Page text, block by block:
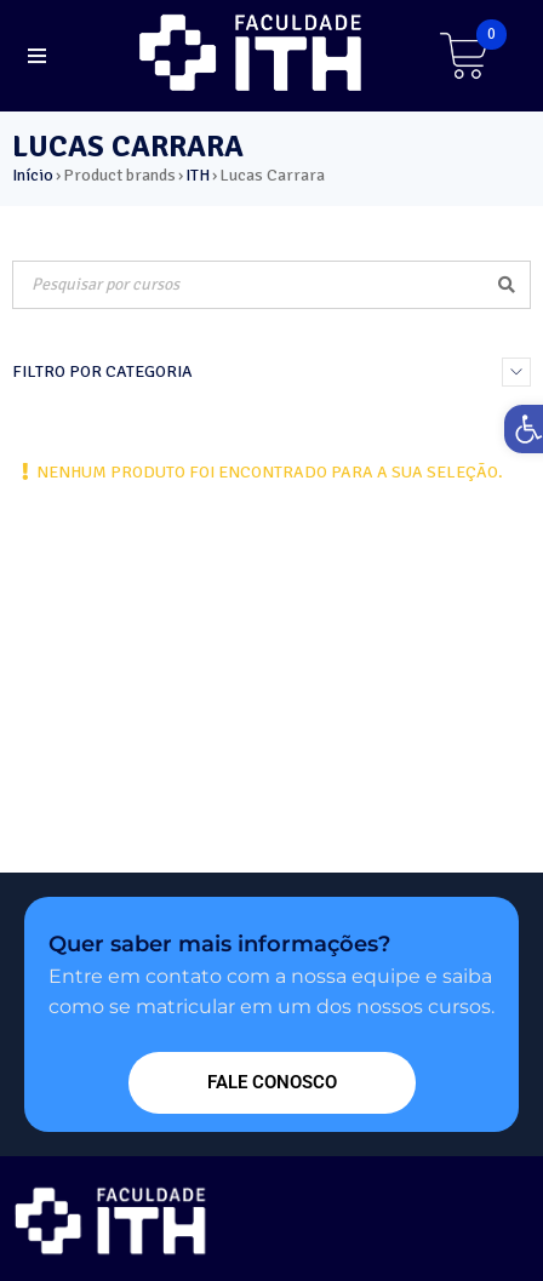
0
LUCAS CARRARA
Início›Product brands›ITH›Lucas Carrara
FILTRO POR CATEGORIA
NENHUM PRODUTO FOI ENCONTRADO PARA A SUA SELEÇÃO.
Quer saber mais informações?
Entre em contato com a nossa equipe e saiba
como se matricular em um dos nossos cursos.
FALE CONOSCO